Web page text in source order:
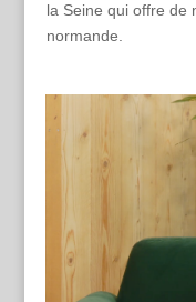
la Seine qui offre de
normande.